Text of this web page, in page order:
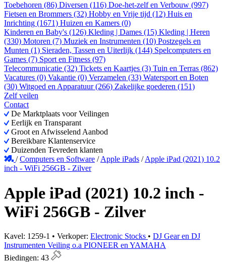
Toebehoren (86) Diversen (116) Doe-het-zelf en Verbouw (997)
Fietsen en Brommers (32) Hobby en Vrije tijd (12) Huis en
Inrichting (1671) Huizen en Kamers (0)
Kinderen en Baby's (126) Kleding | Dames (15) Kleding | Heren
(330) Motoren (7) Muziek en Instrumenten (10) Postzegels en
Munten (1) Sieraden, Tassen en Uiterlijk (144) Spelcomputers en
Games (7) Sport en Fitness (97)
Telecommunicatie (32) Tickets en Kaartjes (3) Tuin en Terras (862)
Vacatures (0) Vakantie (0) Verzamelen (33) Watersport en Boten
(30) Witgoed en Apparatuur (266) Zakelijke goederen (151)
Zelf veilen
Contact
De Marktplaats voor Veilingen
Eerlijk en Transparant
Groot en Afwisselend Aanbod
Bereikbare Klantenservice
Duizenden Tevreden klanten
/Computers en Software /Apple iPads /Apple iPad (2021) 10.2
inch - WiFi 256GB - Zilver
Apple iPad (2021) 10.2 inch -
WiFi 256GB - Zilver
Kavel: 1259-1 • Verkoper: Electronic Stocks • DJ Gear en DJ
Instrumenten Veiling o.a PIONEER en YAMAHA
Biedingen: 43